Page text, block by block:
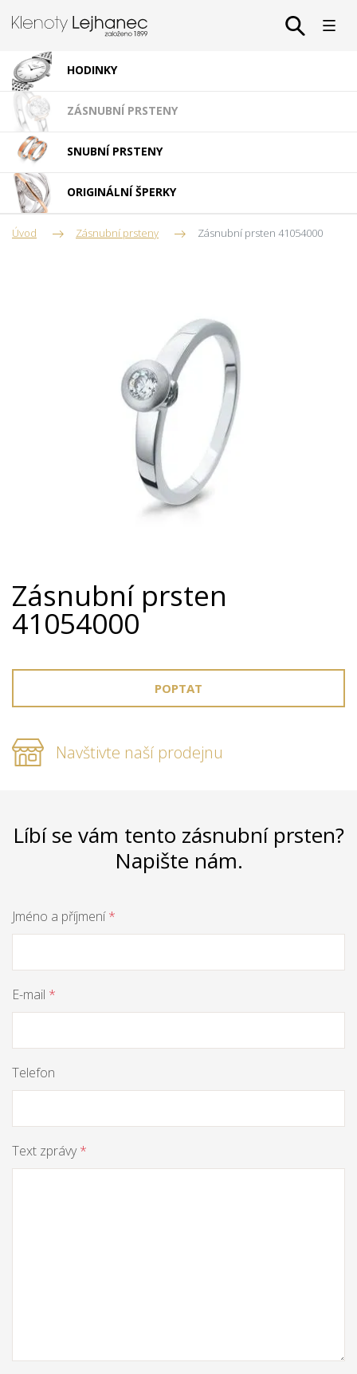
HODINKY
ZÁSNUBNÍ PRSTENY
SNUBNÍ PRSTENY
ORIGINÁLNÍ ŠPERKY
Úvod Zásnubní prsteny Zásnubní prsten 41054000
Zásnubní prsten
41054000
POPTAT
Navštivte naší prodejnu
Líbí se vám tento zásnubní prsten?
Napište nám.
Jméno a příjmení*
E-mail *
Telefon
Text zprávy*